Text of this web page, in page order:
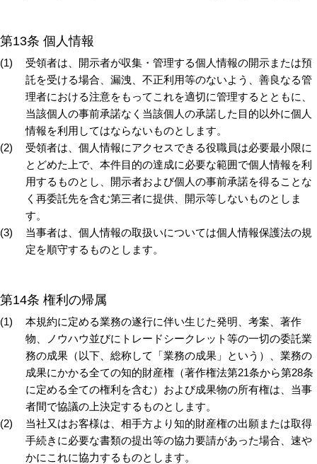
第13条 個人情報
受領者は、開示者が収集・管理する個人情報の開示または預
託を受ける場合、漏洩、不正利用等のないよう、善良なる管
理者における注意をもってこれを適切に管理するとともに、
当該個人の事前承諾なく当該個人の承諾した目的以外に個人
情報を利用してはならないものとします。
受領者は、個人情報にアクセスできる役職員は必要最小限に
とどめた上で、本件目的の達成に必要な範囲で個人情報を利
用するものとし、開示者および個人の事前承諾を得ることな
く再委託先を含む第三者に提供、開示等しないものとしま
す。
当事者は、個人情報の取扱いについては個人情報保護法の規
定を順守するものとします。
第14条 権利の帰属
本規約に定める業務の遂行に伴い生じた発明、考案、著作
物、ノウハウ並びにトレードシークレット等の一切の委託業
務の成果（以下、総称して「業務の成果」という）、業務の
成果にかかる全ての知的財産権（著作権法第21条から第28条
に定める全ての権利を含む）および成果物の所有権は、当事
者間で協議の上決定するものとします。
当社又はお客様は、相手方より知的財産権の出願または取得
手続きに必要な書類の提出等の協力要請があった場合、速や
かにこれに協力するものとします。